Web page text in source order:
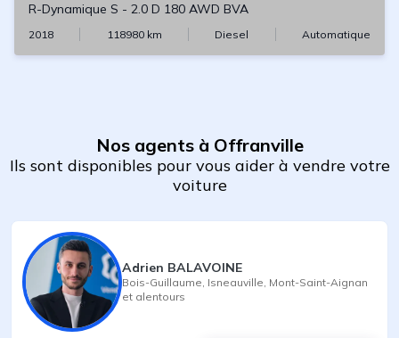
R-Dynamique S - 2.0 D 180 AWD BVA
2018 118980km Diesel Automatique
Nos agents à Offranville
Ils sont disponibles pour vous aider à vendre votre
voiture
Adrien BALAVOINE
Bois-Guillaume Isneauville Mont-Saint-Aignan
et alentours